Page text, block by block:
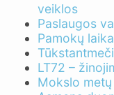
veiklos
Paslaugos
Pamokų
LT72 –
Mokslo